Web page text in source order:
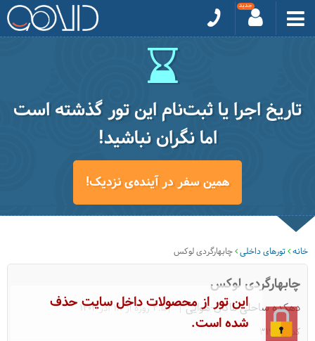
تاریخ اجرا یا ثبت‌نام این تور گذشته است
اما نگران نباشید!
همین سفر در آینده‌ی نزدیک!
خانه تورهای داخلی چابهارگردی لوکس
چابهارگردی لوکس
دهکده ساحلی ماکان-هوایی
|3.5 روزه از 18 آذر 1404
کد: 31985
این تور از محصولات داخل سایت حذف
شده است.